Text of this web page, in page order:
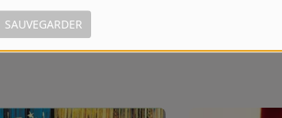
SAUVEGARDER